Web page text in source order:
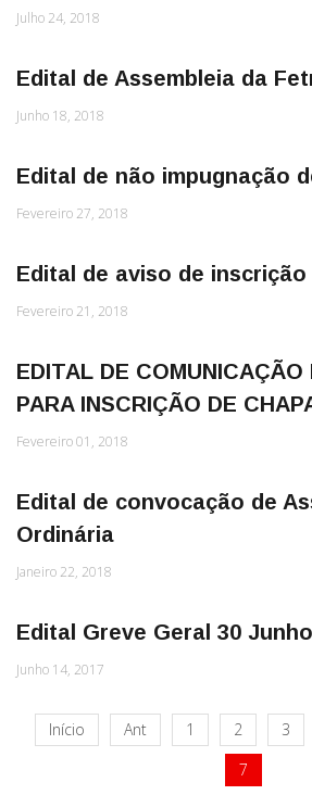
Julho 24, 2018
Edital de Assembleia da
Junho 18, 2018
Edital de não impugnação
Fevereiro 27, 2018
Edital de aviso de inscrição
Fevereiro 21, 2018
EDITAL DE COMUNICAÇÃO
PARA INSCRIÇÃO DE
Fevereiro 01, 2018
Edital de convocação de
Ordinária
Janeiro 22, 2018
Edital Greve Geral 30
Junho 14, 2017
Início Ant 1 2 3
7